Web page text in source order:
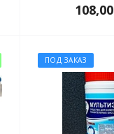
108,00
ПОД ЗАКАЗ